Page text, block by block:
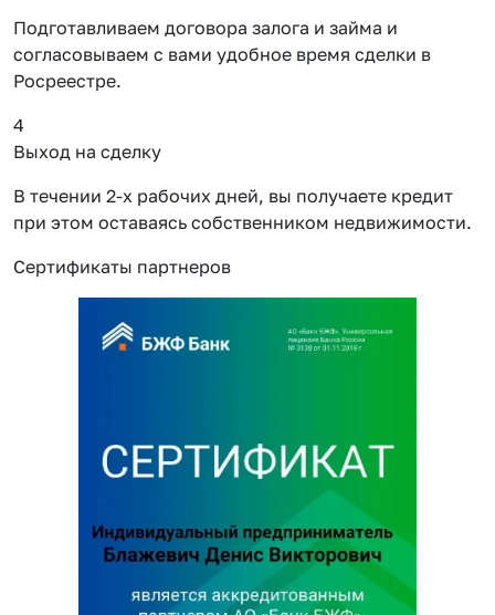
Подготавливаем договора залога и займа и
согласовываем с вами удобное время сделки в
Росреестре.
4
Выход на сделку
В течении 2-х рабочих дней, вы получаете кредит
при этом оставаясь собственником недвижимости.
Сертификаты партнеров